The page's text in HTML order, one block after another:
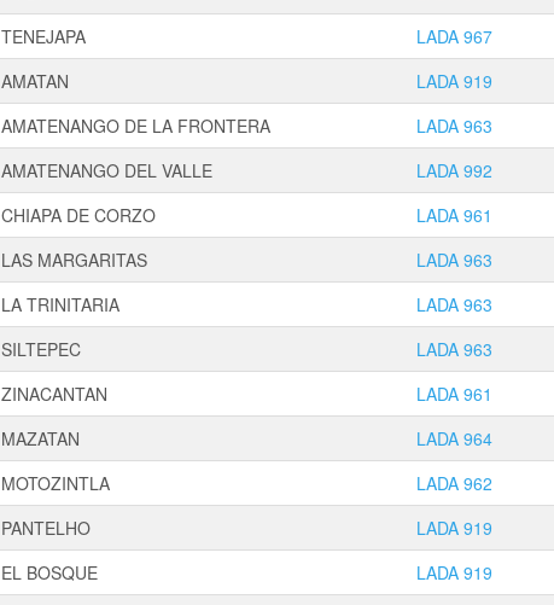
TENEJAPA
LADA 967
AMATAN
LADA 919
AMATENANGO DE LA FRONTERA
LADA 963
AMATENANGO DEL VALLE
LADA 992
CHIAPA DE CORZO
LADA 961
LAS MARGARITAS
LADA 963
LA TRINITARIA
LADA 963
SILTEPEC
LADA 963
ZINACANTAN
LADA 961
MAZATAN
LADA 964
MOTOZINTLA
LADA 962
PANTELHO
LADA 919
EL BOSQUE
LADA 919